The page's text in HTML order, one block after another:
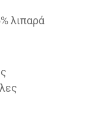
λιπαρά